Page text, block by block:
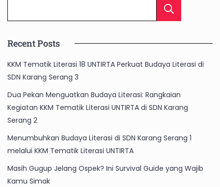
Recent Posts
KKM Tematik Literasi 18 UNTIRTA Perkuat Budaya Literasi di
SDN Karang Serang 3
Dua Pekan Menguatkan Budaya Literasi: Rangkaian
Kegiatan KKM Tematik Literasi UNTIRTA di SDN Karang
Serang 2
Menumbuhkan Budaya Literasi di SDN Karang Serang 1
melalui KKM Tematik Literasi UNTIRTA
Masih Gugup Jelang Ospek? Ini Survival Guide yang Wajib
Kamu Simak